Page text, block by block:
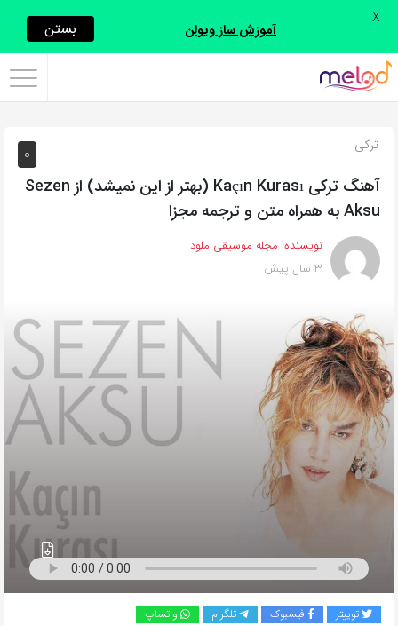
اشتراک
با
از
روش‌های
زیر
این
صفحه
با
دوستان
خود
به
اشتراک
بگذارید.
0 ترکی
آهنگ ترکی Kaçın Kurası (بهتر از این نمیشد) از Sezen
Aksu به همراه متن و ترجمه مجزا
نویسنده: مجله موسیقی ملود
3 سال پیش
توییتر فیسبوک تلگرام واتساپ
آموزش ساز ویولن بستن X